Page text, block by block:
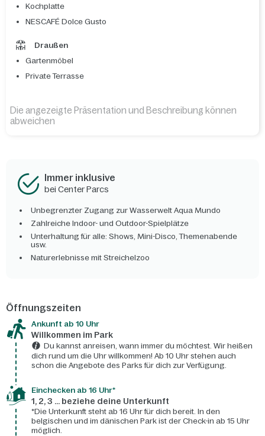
Kochplatte
NESCAFÉ Dolce Gusto
Draußen
Gartenmöbel
Private Terrasse
Die angezeigte Präsentation und Beschreibung können
abweichen
Immer inklusive
bei Center Parcs
Unbegrenzter Zugang zur Wasserwelt Aqua Mundo
Zahlreiche Indoor- und Outdoor-Spielplätze
Unterhaltung für alle: Shows, Mini-Disco, Themenabende
usw.
Naturerlebnisse mit Streichelzoo
Öffnungszeiten
Ankunft ab 10 Uhr
Willkommen im Park
Du kannst anreisen, wann immer du möchtest. Wir heißen
dich rund um die Uhr willkommen! Ab 10 Uhr stehen auch
schon die Angebote des Parks für dich zur Verfügung.
Einchecken ab 16 Uhr*
1, 2, 3 ... beziehe deine Unterkunft
*Die Unterkunft steht ab 16 Uhr für dich bereit. In den
belgischen und im dänischen Park ist der Check-in ab 15 Uhr
möglich.